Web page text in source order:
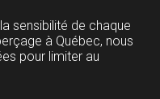
sensibilité de chaque
à Québec, nous
pour limiter au